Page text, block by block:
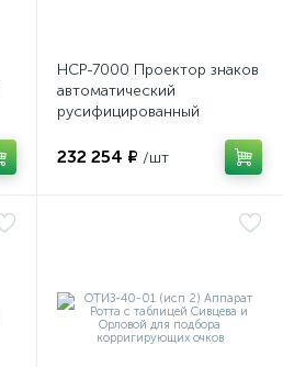
НСР-7000 Проектор знаков
автоматический
русифицированный
232 254 ₽ /шт